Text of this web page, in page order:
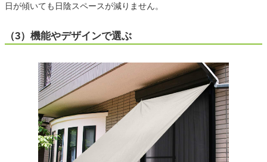
日が傾いても日陰スペースが減りません。
（3）機能やデザインで選ぶ